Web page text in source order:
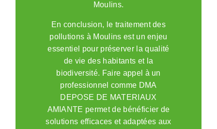
Moulins.
En conclusion, le traitement des
pollutions à Moulins est un enjeu
essentiel pour préserver la qualité
de vie des habitants et la
biodiversité. Faire appel à un
professionnel comme DMA
DEPOSE DE MATERIAUX
AMIANTE permet de bénéficier de
solutions efficaces et adaptées aux